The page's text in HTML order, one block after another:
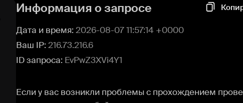
Информация о запросе
Дата и время: 2026-08-07 11:57:14 +0000
Ваш IP: 216.73.216.6
ID запроса: EvPwZ3XVi4Y1
Если у вас возникли проблемы с прохождением